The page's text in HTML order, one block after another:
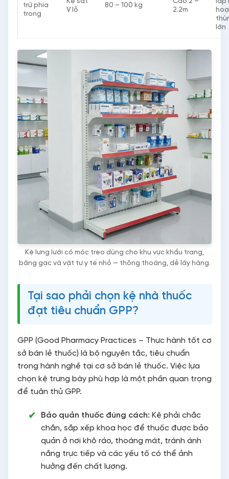
trữ phía
trong
V lỗ
80 – 100 kg
2.2m
lớn
Kệ lưng lưới có móc treo dùng cho khu vực khẩu trang,
băng gạc và vật tư y tế nhỏ — thông thoáng, dễ lấy hàng.
Tại sao phải chọn kệ nhà thuốc
đạt tiêu chuẩn GPP?
GPP (Good Pharmacy Practices – Thực hành tốt cơ
sở bán lẻ thuốc) là bộ nguyên tắc, tiêu chuẩn
trong hành nghề tại cơ sở bán lẻ thuốc. Việc lựa
chọn kệ trưng bày phù hợp là một phần quan trọng
để tuân thủ GPP.
Bảo quản thuốc đúng cách: Kệ phải chắc
chắn, sắp xếp khoa học để thuốc được bảo
quản ở nơi khô ráo, thoáng mát, tránh ánh
nắng trực tiếp và các yếu tố có thể ảnh
hưởng đến chất lượng.